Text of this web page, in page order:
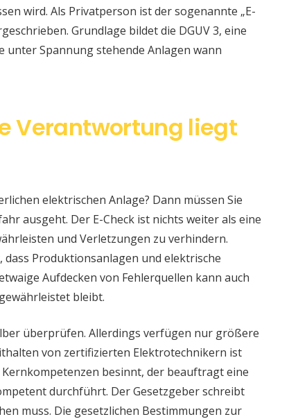
wird. Als Privatperson ist der sogenannte „E-
Grundlage bildet die DGUV 3, eine
unter Spannung stehende Anlagen wann
Verantwortung liegt
elektrischen Anlage? Dann müssen Sie
ausgeht. Der E-Check ist nichts weiter als eine
und Verletzungen zu verhindern.
Produktionsanlagen und elektrische
Aufdecken von Fehlerquellen kann auch
bleibt.
überprüfen. Allerdings verfügen nur größere
von zertifizierten Elektrotechnikern ist
besinnt, der beauftragt eine
durchführt. Der Gesetzgeber schreibt
muss. Die gesetzlichen Bestimmungen zur